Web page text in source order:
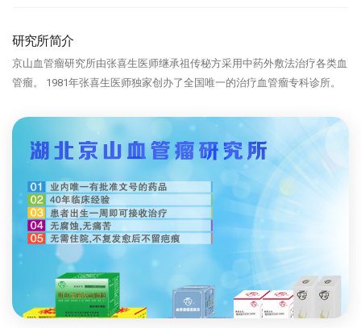
研究所简介
京山血管瘤研究所由张喜生医师继承祖传秘方采用中药外敷法治疗各类血
管瘤。 1981年张喜生医师独家创办了全国唯一的治疗血管瘤专科诊所。